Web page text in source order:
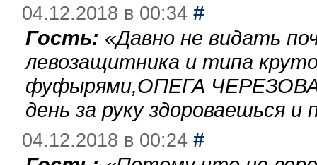
04.12.2018 в 00:34 #
Гость: «Давно не видать
левозащитника и типа
фуфырями,ОПЕГА
день за руку здороваешься
04.12.2018 в 00:24 #